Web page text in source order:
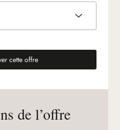
cette offre
(nouvel onglet)
de l’offre